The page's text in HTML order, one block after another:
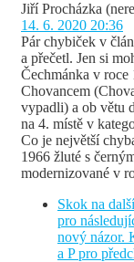
Jiří Procházka
14. 6. 2020 20:36
Pár chybiček v
a přečetl. Jen si
Čechmánka v roce
Chovancem
vypadli) a ob větu
na 4. místě v
Co je největší
1966 žluté s
modernizované v
Skok na
pro
nový názor.
a P pro